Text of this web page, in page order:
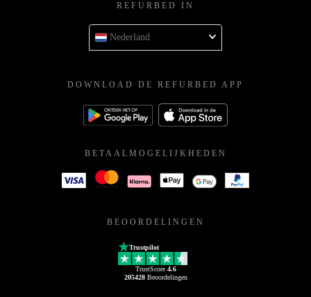
REFURBED IN
Nederland
DOWNLOAD DE REFURBED APP
BETAALMOGELIJKHEDEN
BEOORDELINGEN
Trustpilot
TrustScore 4.6
205428Beoordelingen